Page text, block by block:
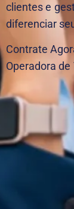
clientes e
diferenciar
Contrate
Operadora